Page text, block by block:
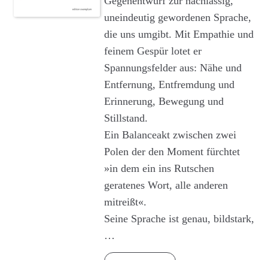
uneindeutig gewordenen Sprache,
die uns umgibt. Mit Empathie und
feinem Gespür lotet er
Spannungsfelder aus: Nähe und
Entfernung, Entfremdung und
Erinnerung, Bewegung und
Stillstand.
Ein Balanceakt zwischen zwei
Polen der den Moment fürchtet
»in dem ein ins Rutschen
geratenes Wort, alle anderen
mitreißt«.
Seine Sprache ist genau, bildstark,
…